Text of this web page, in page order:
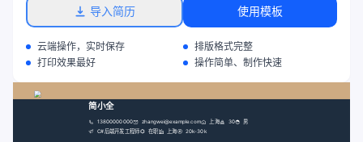
导入简历 使用模板
云端操作，实时保存
排版格式完整
打印效果最好
操作简单、制作快速
简小全
13800000000 zhangwei@example.com 上海 30
男
C#后端开发工程师
在职 上海 20k-30k